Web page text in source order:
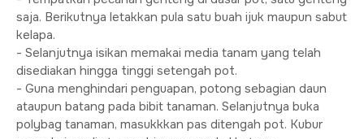
saja. Berikutnya letakkan pula satu buah ijuk maupun sabut
kelapa.
- Selanjutnya isikan memakai media tanam yang telah
disediakan hingga tinggi setengah pot.
- Guna menghindari penguapan, potong sebagian daun
ataupun batang pada bibit tanaman. Selanjutnya buka
polybag tanaman, masukkkan pas ditengah pot. Kubur